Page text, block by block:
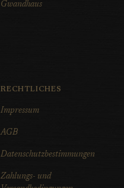
Gwandhaus
RECHTLICHES
Impressum
AGB
Datenschutzbestimmungen
Zahlungs- und